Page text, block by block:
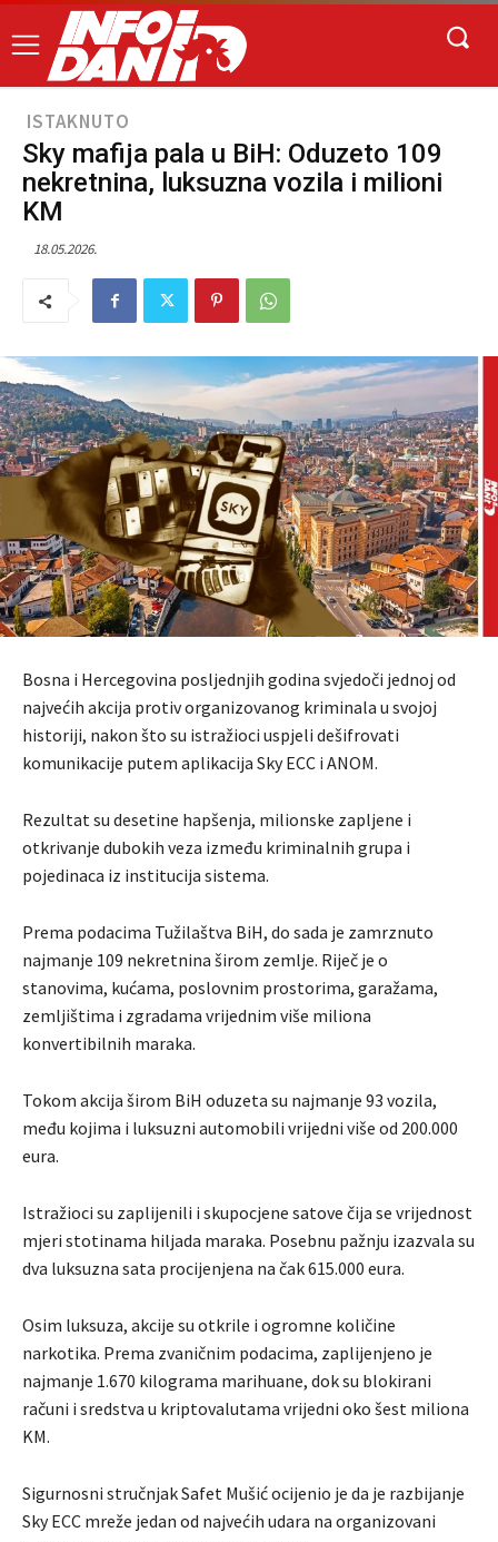
ISTAKNUTO
Sky mafija pala u BiH: Oduzeto 109
nekretnina, luksuzna vozila i milioni
KM
18.05.2026.
Bosna i Hercegovina posljednjih godina svjedoči jednoj od
najvećih akcija protiv organizovanog kriminala u svojoj
historiji, nakon što su istražioci uspjeli dešifrovati
komunikacije putem aplikacija Sky ECC i ANOM.
Rezultat su desetine hapšenja, milionske zapljene i
otkrivanje dubokih veza između kriminalnih grupa i
pojedinaca iz institucija sistema.
Prema podacima Tužilaštva BiH, do sada je zamrznuto
najmanje 109 nekretnina širom zemlje. Riječ je o
stanovima, kućama, poslovnim prostorima, garažama,
zemljištima i zgradama vrijednim više miliona
konvertibilnih maraka.
Tokom akcija širom BiH oduzeta su najmanje 93 vozila,
među kojima i luksuzni automobili vrijedni više od 200.000
eura.
Istražioci su zaplijenili i skupocjene satove čija se vrijednost
mjeri stotinama hiljada maraka. Posebnu pažnju izazvala su
dva luksuzna sata procijenjena na čak 615.000 eura.
Osim luksuza, akcije su otkrile i ogromne količine
narkotika. Prema zvaničnim podacima, zaplijenjeno je
najmanje 1.670 kilograma marihuane, dok su blokirani
računi i sredstva u kriptovalutama vrijedni oko šest miliona
KM.
Sigurnosni stručnjak Safet Mušić ocijenio je da je razbijanje
Sky ECC mreže jedan od najvećih udara na organizovani